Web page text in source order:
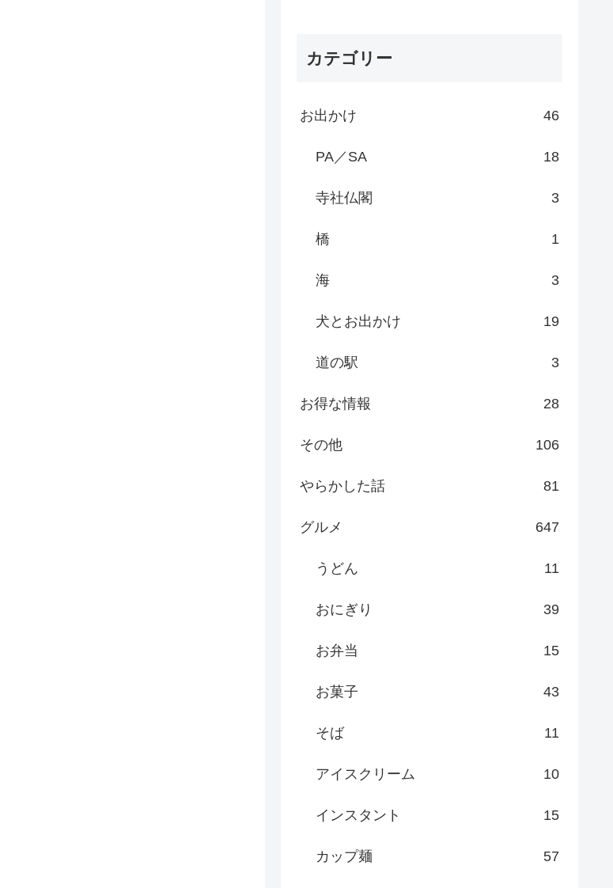
カテゴリー
お出かけ 46
PA／SA 18
寺社仏閣 3
橋 1
海 3
犬とお出かけ 19
道の駅 3
お得な情報 28
その他 106
やらかした話 81
グルメ 647
うどん 11
おにぎり 39
お弁当 15
お菓子 43
そば 11
アイスクリーム 10
インスタント 15
カップ麺 57